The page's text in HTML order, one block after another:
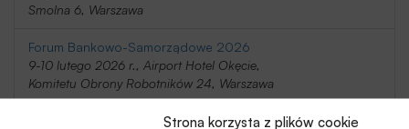
Strona korzysta z plików cookie
Smolna 6, Warszawa
Forum Bankowo-Samorządowe 2026
9-10 lutego 2026 r., Airport Hotel Okęcie,
Komitetu Obrony Robotników 24, Warszawa